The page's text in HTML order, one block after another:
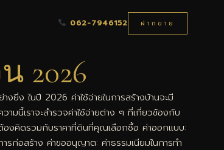
062-7946152 ฝากขาย
2026
ยิ่ง ในปี 2026 ค่าใช้จ่ายในการสร้างบ้านจะมี
มนี้เราจะสำรวจค่าใช้จ่ายต่าง ๆ ที่เกี่ยวข้องกับ
องคิดรวมกับราคาที่ดินที่คุณเลือกซื้อ ค่าออกแบบ:
รก่อสร้าง ค่าขออนุญาต: ค่าธรรมเนียมในการทำ